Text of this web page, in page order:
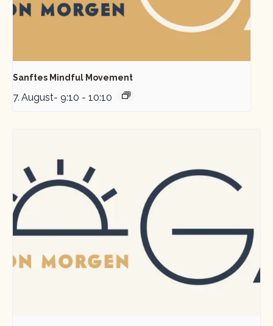
Sanftes Mindful Movement
7. August- 9:10 - 10:10